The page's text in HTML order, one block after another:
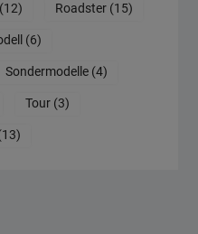
Roadster(15)
(6)
Sondermodelle(4)
Tour(3)